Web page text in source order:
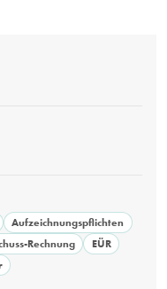
Aufzeichnungspflichten
Rechnung
EÜR